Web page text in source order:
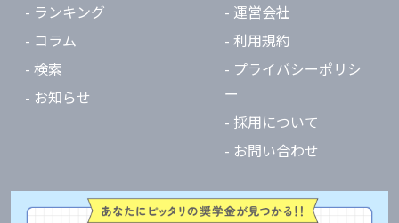
- ランキング
- コラム
- 検索
- お知らせ
- 運営会社
- 利用規約
- プライバシーポリシ
ー
- 採用について
- お問い合わせ